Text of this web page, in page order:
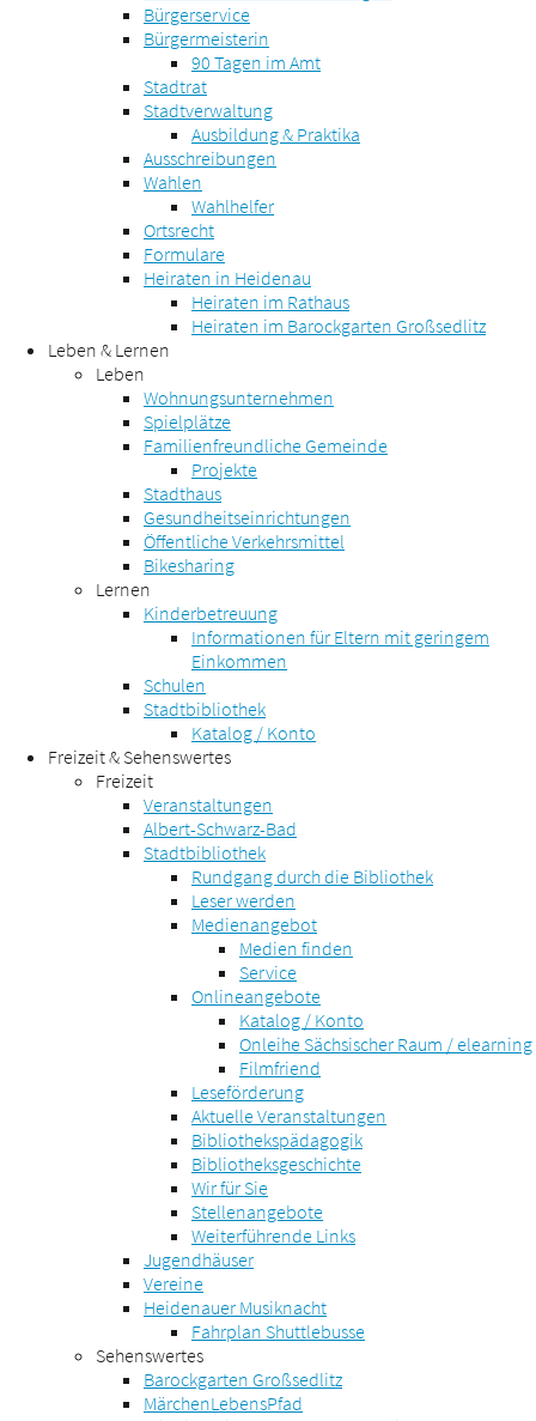
Bürgerservice
Bürgermeisterin
90 Tagen im Amt
Stadtrat
Stadtverwaltung
Ausbildung & Praktika
Ausschreibungen
Wahlen
Wahlhelfer
Ortsrecht
Formulare
Heiraten in Heidenau
Heiraten im Rathaus
Heiraten im Barockgarten Großsedlitz
Leben & Lernen
Leben
Wohnungsunternehmen
Spielplätze
Familienfreundliche Gemeinde
Projekte
Stadthaus
Gesundheitseinrichtungen
Öffentliche Verkehrsmittel
Bikesharing
Lernen
Kinderbetreuung
Informationen für Eltern mit geringem
Einkommen
Schulen
Stadtbibliothek
Katalog / Konto
Freizeit & Sehenswertes
Freizeit
Veranstaltungen
Albert-Schwarz-Bad
Stadtbibliothek
Rundgang durch die Bibliothek
Leser werden
Medienangebot
Medien finden
Service
Onlineangebote
Katalog / Konto
Onleihe Sächsischer Raum / elearning
Filmfriend
Leseförderung
Aktuelle Veranstaltungen
Bibliothekspädagogik
Bibliotheksgeschichte
Wir für Sie
Stellenangebote
Weiterführende Links
Jugendhäuser
Vereine
Heidenauer Musiknacht
Fahrplan Shuttlebusse
Sehenswertes
Barockgarten Großsedlitz
MärchenLebensPfad